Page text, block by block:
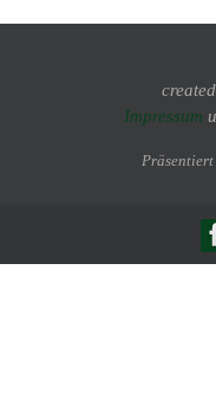
Impressum
Präsentiert